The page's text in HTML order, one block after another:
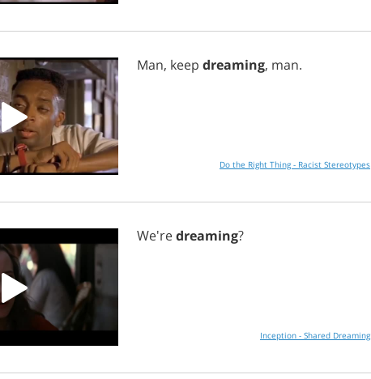
Man, keep dreaming, man.
Do the Right Thing - Racist Stereotypes
We'redreaming?
Inception - Shared Dreaming